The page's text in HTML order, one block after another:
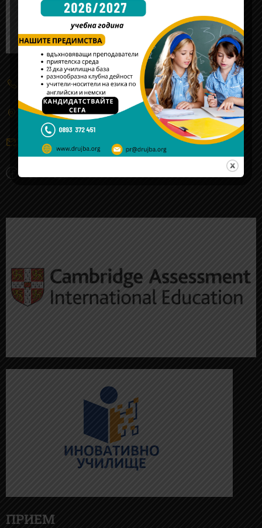
(+359) 2 934 5555
жк. "Обеля"-2, ул. 106 - та, № 3, Cофия
sofia@drujba.org
ПРИЕМ